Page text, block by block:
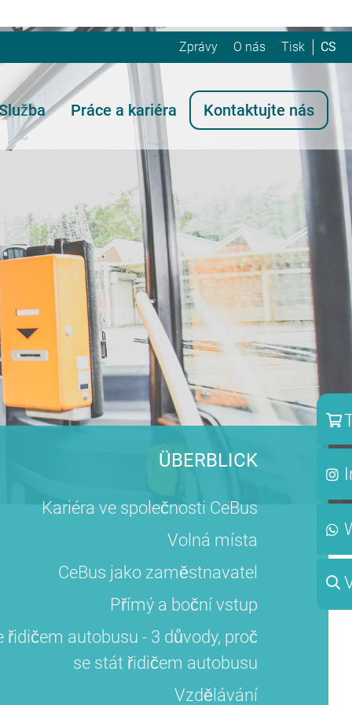
Zprávy O nás Tisk CS
Práce a kariéra Kontaktujte nás
ÜBERBLICK
Kariéra ve společnosti CeBus
Volná místa
CeBus jako zaměstnavatel
Přímý a boční vstup
řidičem autobusu - 3 důvody, proč
se stát řidičem autobusu
Vzdělávání